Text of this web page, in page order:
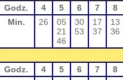
Godz.
4 5 6 7 8
Min.
26
05
21
46
30
53
17
37
13
36
Godz.
4 5 6 7 8